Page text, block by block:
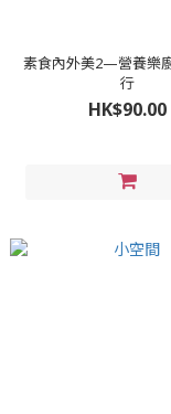
素食內外美2—營養樂
行
HK$90.00